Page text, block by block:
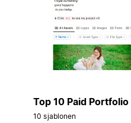
Top 10 Paid
10 sjablonen